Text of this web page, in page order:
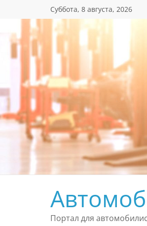
содержимому
Суббота, 8 августа, 2026
Портал для